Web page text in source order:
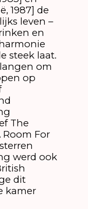
1987] de
leven –
en
steek laat.
om
op
The
Room For
werd ook
dit
kamer